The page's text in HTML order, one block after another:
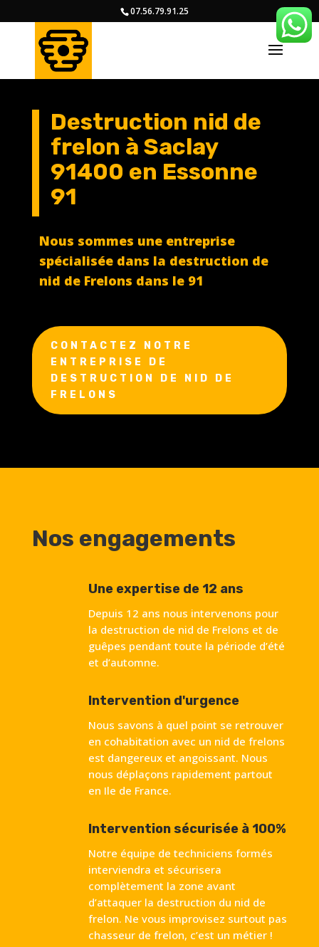
07.56.79.91.25
Destruction nid de
frelon à Saclay
91400 en Essonne
91
Nous sommes une entreprise
spécialisée dans la destruction de
nid de Frelons dans le 91
CONTACTEZ NOTRE
ENTREPRISE DE
DESTRUCTION DE NID DE
FRELONS
Nos engagements
Une expertise de 12 ans
Depuis 12 ans nous intervenons pour
la destruction de nid de Frelons et de
guêpes pendant toute la période d’été
et d’automne.
Intervention d'urgence
Nous savons à quel point se retrouver
en cohabitation avec un nid de frelons
est dangereux et angoissant. Nous
nous déplaçons rapidement partout
en Ile de France.
Intervention sécurisée à 100%
Notre équipe de techniciens formés
interviendra et sécurisera
complètement la zone avant
d’attaquer la destruction du nid de
frelon. Ne vous improvisez surtout pas
chasseur de frelon, c’est un métier !